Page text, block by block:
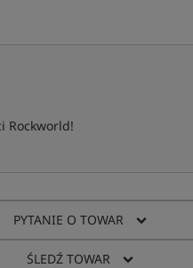
Rockworld!
PYTANIE O TOWAR
ŚLEDŹ TOWAR